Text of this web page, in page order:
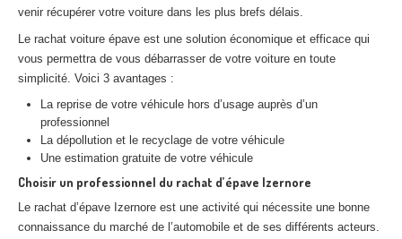
RACHATVÉHICULES
CONTACT
venir récupérer votre voiture dans les plus brefs délais.
Le rachat voiture épave est une solution économique et efficace qui
vous permettra de vous débarrasser de votre voiture en toute
simplicité. Voici 3 avantages :
La reprise de votre véhicule hors d’usage auprès d’un
professionnel
La dépollution et le recyclage de votre véhicule
Une estimation gratuite de votre véhicule
Choisir un professionnel du rachat d’épave Izernore
Le rachat d’épave Izernore est une activité qui nécessite une bonne
connaissance du marché de l’automobile et de ses différents acteurs.